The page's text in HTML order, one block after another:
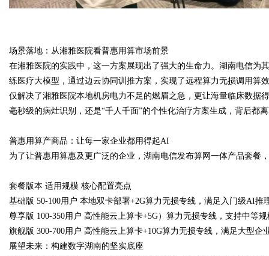
场景落地：从湘雅医院看普惠用算市场前景
在湘雅医院的实践中，这一方案展现出了强大的生命力。湖南电信为
练医疗大模型，通过边云协同训推方案，实现了远程算力无损调用算
仅解决了湘雅医院本地机房电力不足的燃眉之急，更让海量临床数据
毫秒级的病灶识别，还是“千人千面”的个性化治疗方案生成，背后都
普惠用算产商品：让每一家企业都用得起AI
为了让普惠用算惠及更广泛的企业，湖南电信发布算网一体产品套餐
套餐版本 适用规模 核心配置亮点
基础版 50-100用户 本地双卡部署+2G算力无损专线，满足入门级AI推
尊享版 100-350用户 高性能云上算卡+5G）算力无损专线，支持中等
旗舰版 300-700用户 高性能云上算卡+10G算力无损专线，满足大型企
展望未来：构建数字湖南的坚实底座